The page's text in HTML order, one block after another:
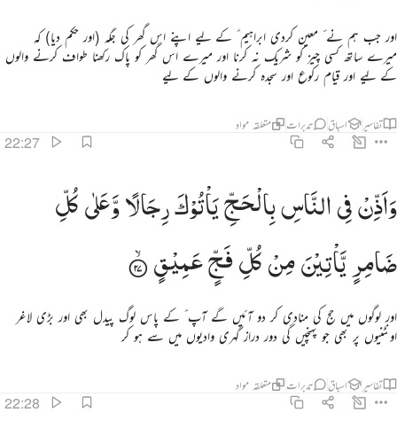
اور جب ہم نے ّ معین کردی ابراہیم ؑ کے لیے اپنے اس گھر کی جگہ (اور حکم دیا) کہ
میرے ساتھ کسی چیز کو شریک نہ کرنا اور میرے اس گھر کو پاک رکھنا طواف کرنے والوں
کے لیے اور قیام رکوع اور سجدہ کرنے والوں کے لیے
تفاسیر اسباق تدبرات متعلقہ مواد
22:27
واذن في الناس بالحج ياتوك رجالا وعلى كل ضامر ياتين من كل فج عميق ٢٧
وَأَذِّن فِى ٱلنَّاسِ بِٱلْحَجِّ يَأْتُوكَ رِجَالًۭا وَعَلَىٰ كُلِّ ضَامِرٍۢ يَأْتِينَ مِن كُلِّ فَجٍّ عَمِيقٍۢ ٢٧
وَاَذِّنْفِیالنَّاسِبِالْحَجِّیَاْتُوْكَرِجَالًاوَّعَلٰیكُلِّ
ضَامِرٍیَّاْتِیْنَمِنْكُلِّفَجٍّعَمِیْقٍ
اور لوگوں میں حج کی منادی کر دو آئیں گے آپ ؑ کے پاس لوگ پیدل بھی اور بڑی لاغر
اونٹنیوں پر بھی جو پہنچیں گی دور دراز گہری وادیوں میں سے ہو کر
تفاسیر اسباق تدبرات متعلقہ مواد
22:28